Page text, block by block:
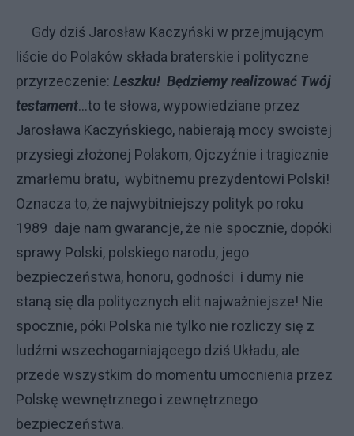
Gdy dziś Jarosław Kaczyński w przejmującym
liście do Polaków składa braterskie i polityczne
przyrzeczenie: Leszku! Będziemy realizować Twój
testament...to te słowa, wypowiedziane przez
Jarosława Kaczyńskiego, nabierają mocy swoistej
przysiegi złożonej Polakom, Ojczyźnie i tragicznie
zmarłemu bratu, wybitnemu prezydentowi Polski!
Oznacza to, że najwybitniejszy polityk po roku
1989 daje nam gwarancje, że nie spocznie, dopóki
sprawy Polski, polskiego narodu, jego
bezpieczeństwa, honoru, godności i dumy nie
staną się dla politycznych elit najważniejsze! Nie
spocznie, póki Polska nie tylko nie rozliczy się z
ludźmi wszechogarniającego dziś Układu, ale
przede wszystkim do momentu umocnienia przez
Polskę wewnętrznego i zewnętrznego
bezpieczeństwa.